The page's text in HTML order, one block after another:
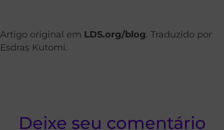
Artigo original em LDS.org/blog. Traduzido por
Esdras Kutomi.
Deixe seu comentário